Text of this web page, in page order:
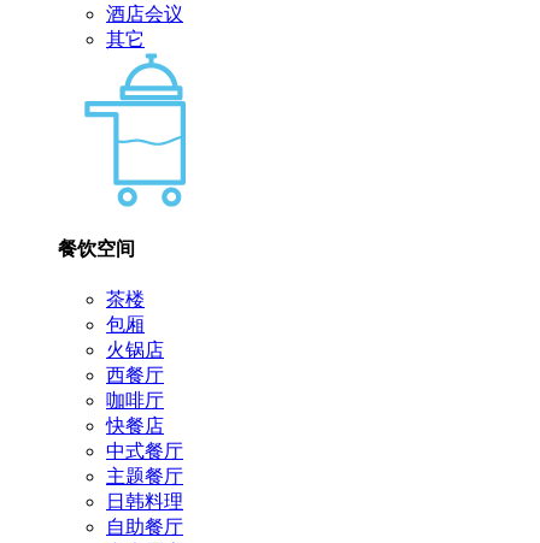
酒店会议
其它
餐饮空间
茶楼
包厢
火锅店
西餐厅
咖啡厅
快餐店
中式餐厅
主题餐厅
日韩料理
自助餐厅